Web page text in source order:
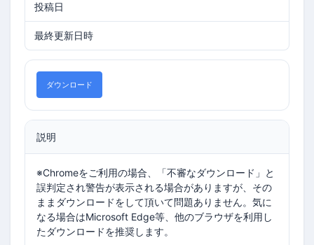
投稿日
最終更新日時
ダウンロード
説明
※Chromeをご利用の場合、「不審なダウンロード」と
誤判定され警告が表示される場合がありますが、その
ままダウンロードをして頂いて問題ありません。気に
なる場合はMicrosoft Edge等、他のブラウザを利用し
たダウンロードを推奨します。